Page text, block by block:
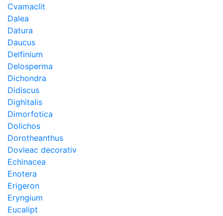
Cvamaclit
Dalea
Datura
Daucus
Delfinium
Delosperma
Dichondra
Didiscus
Dighitalis
Dimorfotica
Dolichos
Dorotheanthus
Dovleac decorativ
Echinacea
Enotera
Erigeron
Eryngium
Eucalipt